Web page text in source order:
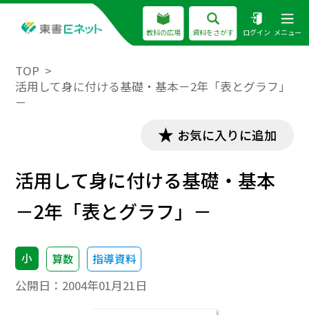
教科の広場 資料をさがす ログイン メニュー
TOP
活用して身に付ける基礎・基本－2年「表とグラフ」
－
お気に入りに追加
活用して身に付ける基礎・基本
－2年「表とグラフ」－
小 算数 指導資料
公開日： 2004年01月21日